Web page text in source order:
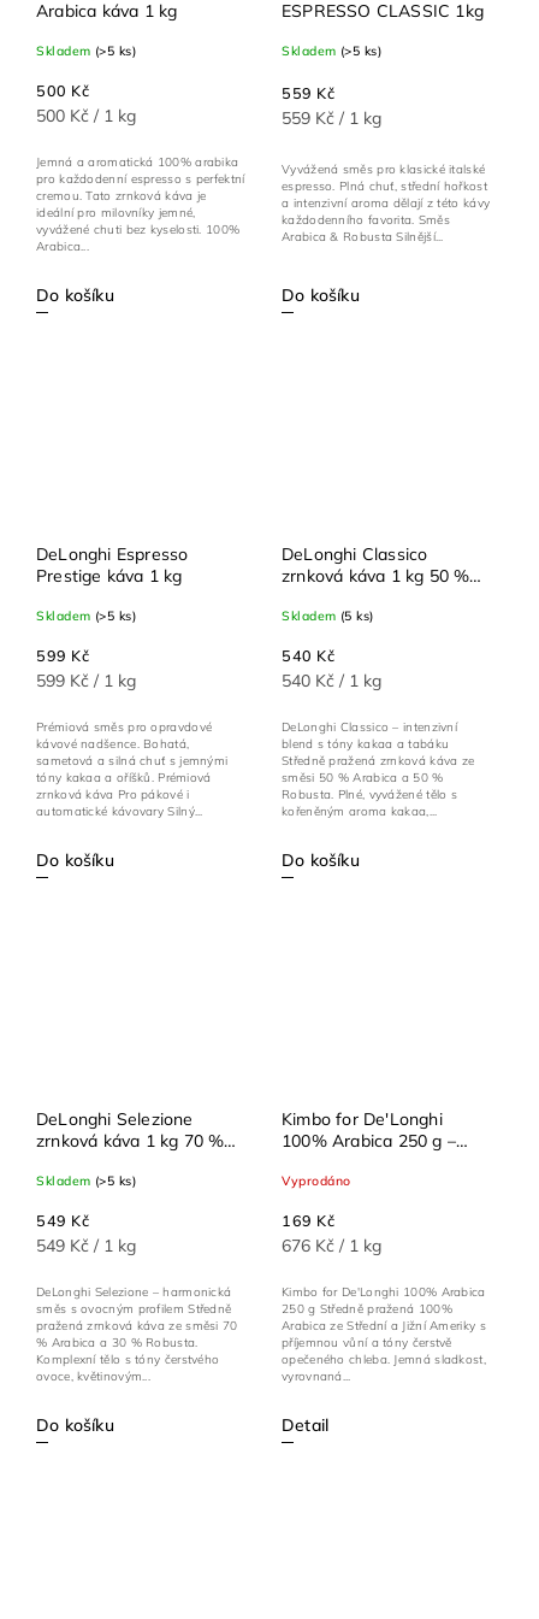
Arabica káva 1 kg
Skladem (>5 ks)
500 Kč
500 Kč / 1 kg
Do košíku
Jemná a aromatická 100% arabika
pro každodenní espresso s perfektní
cremou. Tato zrnková káva je
ideální pro milovníky jemné,
vyvážené chuti bez kyselosti. 100%
Arabica...
ESPRESSO CLASSIC 1kg
Skladem (>5 ks)
559 Kč
559 Kč / 1 kg
Do košíku
Vyvážená směs pro klasické italské
espresso. Plná chuť, střední hořkost
a intenzivní aroma dělají z této kávy
každodenního favorita. Směs
Arabica & Robusta Silnější...
DeLonghi Espresso
Prestige káva 1 kg
Skladem (>5 ks)
599 Kč
599 Kč / 1 kg
Do košíku
Prémiová směs pro opravdové
kávové nadšence. Bohatá,
sametová a silná chuť s jemnými
tóny kakaa a oříšků. Prémiová
zrnková káva Pro pákové i
automatické kávovary Silný...
DeLonghi Classico
zrnková káva 1 kg 50 %
Skladem (5 ks)
540 Kč
540 Kč / 1 kg
Do košíku
DeLonghi Classico – intenzivní
blend s tóny kakaa a tabáku
Středně pražená zrnková káva ze
směsi 50 % Arabica a 50 %
Robusta. Plné, vyvážené tělo s
kořeněným aroma kakaa,...
DeLonghi Selezione
zrnková káva 1 kg 70 %
Skladem (>5 ks)
549 Kč
549 Kč / 1 kg
Do košíku
DeLonghi Selezione – harmonická
směs s ovocným profilem Středně
pražená zrnková káva ze směsi 70
% Arabica a 30 % Robusta.
Komplexní tělo s tóny čerstvého
ovoce, květinovým...
Kimbo for De'Longhi
100% Arabica 250 g –
káva s tóny karamelu
Vyprodáno
169 Kč
676 Kč / 1 kg
Detail
Kimbo for De'Longhi 100% Arabica
250 g Středně pražená 100%
Arabica ze Střední a Jižní Ameriky s
příjemnou vůní a tóny čerstvě
opečeného chleba. Jemná sladkost,
vyrovnaná...